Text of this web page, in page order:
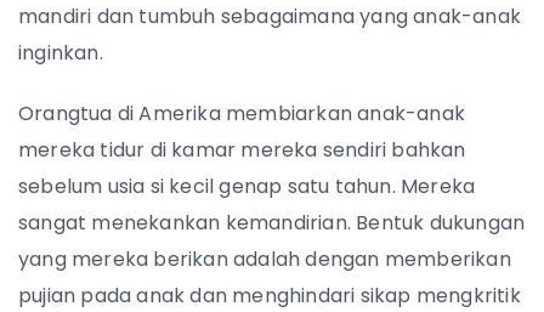
mandiri dan tumbuh sebagaimana yang anak-anak
inginkan.
Orangtua di Amerika membiarkan anak-anak
mereka tidur di kamar mereka sendiri bahkan
sebelum usia si kecil genap satu tahun. Mereka
sangat menekankan kemandirian. Bentuk dukungan
yang mereka berikan adalah dengan memberikan
pujian pada anak dan menghindari sikap mengkritik